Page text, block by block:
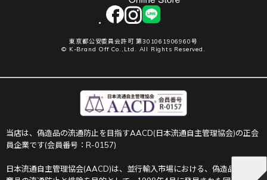
facebookinstagram
LINE
東京都公安委員会許可 第301061906960号
© K-Brand Off Co.,Ltd. All Rights Reserved.
当店は、偽造品の流通防止を目指すAACD(日本流通自主管理協会)の正会
員企業です(会員番号：R-0157)
日本流通自主管理協会(AACD)は、並行輸入市場における、偽造品や不正